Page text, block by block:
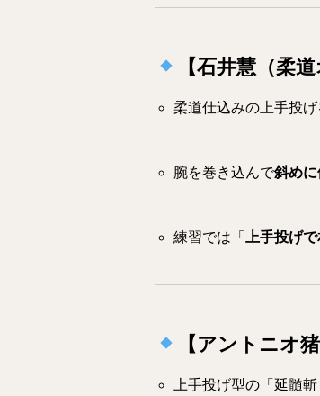
【石井慧（柔
柔道仕込みの上手投げ
腕を巻き込んで斜め
練習では「 上手投げ
【アントニオ
上手投げ型の「延髄